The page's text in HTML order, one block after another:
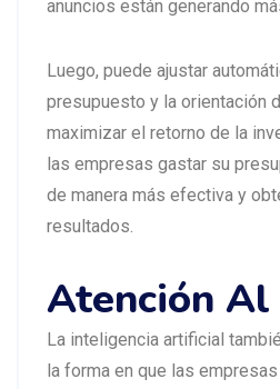
anuncios están generando
Luego, puede ajustar
presupuesto y la orientación
maximizar el retorno de la
las empresas gastar su
de manera más efectiva y
resultados.
Atención
La inteligencia artificial
la forma en que las